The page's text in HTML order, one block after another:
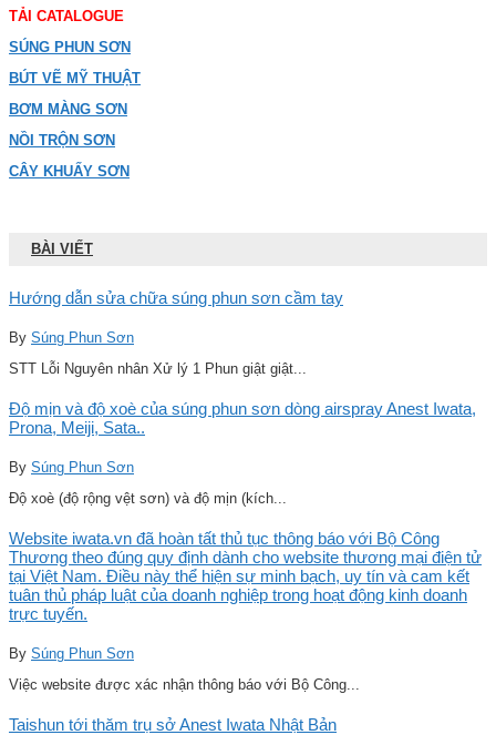
TẢI CATALOGUE
SÚNG PHUN SƠN
BÚT VẼ MỸ THUẬT
BƠM MÀNG SƠN
NỒI TRỘN SƠN
CÂY KHUẤY SƠN
BÀI VIẾT
Hướng dẫn sửa chữa súng phun sơn cầm tay
By Súng Phun Sơn
STT Lỗi Nguyên nhân Xử lý 1 Phun giật giật...
Độ mịn và độ xoè của súng phun sơn dòng airspray Anest Iwata,
Prona, Meiji, Sata..
By Súng Phun Sơn
Độ xoè (độ rộng vệt sơn) và độ mịn (kích...
Website iwata.vn đã hoàn tất thủ tục thông báo với Bộ Công
Thương theo đúng quy định dành cho website thương mại điện tử
tại Việt Nam. Điều này thể hiện sự minh bạch, uy tín và cam kết
tuân thủ pháp luật của doanh nghiệp trong hoạt động kinh doanh
trực tuyến.
By Súng Phun Sơn
Việc website được xác nhận thông báo với Bộ Công...
Taishun tới thăm trụ sở Anest Iwata Nhật Bản